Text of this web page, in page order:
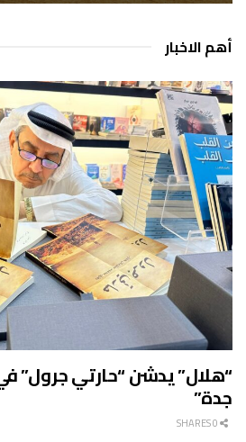
أهم الاخبار
“هلال” يدشن “حارتي جرول”
جدة”